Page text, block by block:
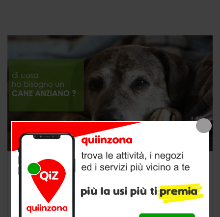
CANE ANZIANO DI COSA HA
BISOGNO